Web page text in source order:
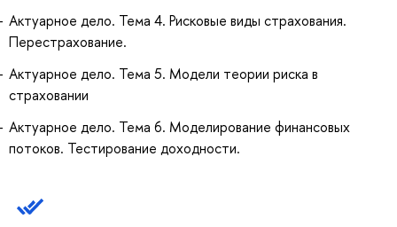
Актуарное дело. Тема 4. Рисковые виды страхования.
Перестрахование.
Актуарное дело. Тема 5. Модели теории риска в
страховании
Актуарное дело. Тема 6. Моделирование финансовых
потоков. Тестирование доходности.